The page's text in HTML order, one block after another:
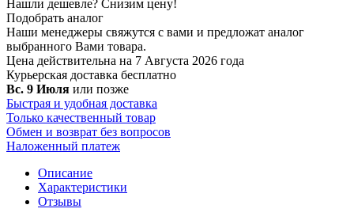
Нашли дешевле? Снизим цену!
Подобрать аналог
Наши менеджеры свяжутся с вами и предложат аналог
выбранного Вами товара.
Цена действительна на 7 Августа 2026 года
Курьерская доставка бесплатно
Вс. 9 Июля или позже
Быстрая и удобная доставка
Только качественный товар
Обмен и возврат без вопросов
Наложенный платеж
Описание
Характеристики
Отзывы